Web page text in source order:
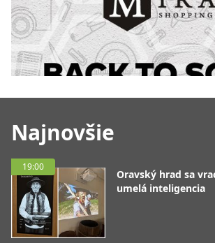
Najnovšie
19:00
Oravský hrad sa
umelá inteligencia